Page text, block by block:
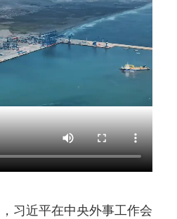
习近平在中央外事工作会